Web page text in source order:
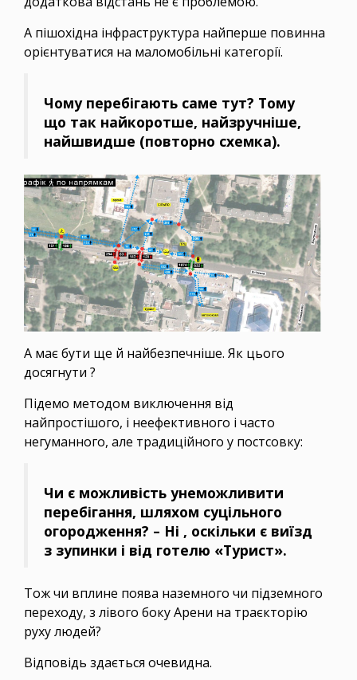
А пішохідна інфраструктура найперше повинна
орієнтуватися на маломобільні категорії.
Чому перебігають саме тут? Тому
що так найкоротше, найзручніше,
найшвидше (повторно схемка).
А має бути ще й найбезпечніше. Як цього
досягнути ?
Підемо методом виключення від
найпростішого, і неефективного і часто
негуманного, але традиційного у постсовку:
Чи є можливість унеможливити
перебігання, шляхом суцільного
огородження? – Ні , оскільки є виїзд
з зупинки і від готелю «Турист».
Тож чи вплине поява наземного чи підземного
переходу, з лівого боку Арени на траєкторію
руху людей?
Відповідь здається очевидна.